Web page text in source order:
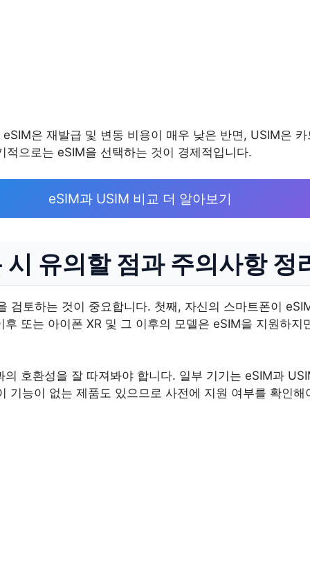
은 재발급 및 변동 비용이 매우 낮은 반면, USIM은
적으로는 eSIM을 선택하는 것이 경제적입니다.
eSIM과 USIM 비교 더 알아보기
유의할 점과 주의사항 정
검토하는 것이 중요합니다. 첫째, 자신의 스마트폰이
또는 아이폰 XR 및 그 이후의 모델은 eSIM을 지원하지
호환성을 잘 따져봐야 합니다. 일부 기기는 eSIM과
기능이 없는 제품도 있으므로 사전에 지원 여부를 확인해